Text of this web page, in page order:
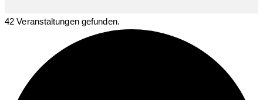
42 Veranstaltungen gefunden.